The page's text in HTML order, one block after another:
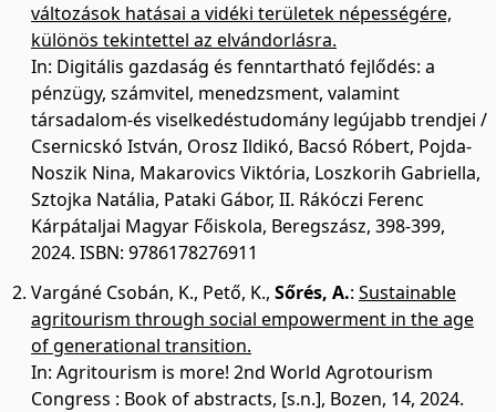
változások hatásai a vidéki területek népességére,
különös tekintettel az elvándorlásra.
In: Digitális gazdaság és fenntartható fejlődés: a
pénzügy, számvitel, menedzsment, valamint
társadalom-és viselkedéstudomány legújabb trendjei /
Csernicskó István, Orosz Ildikó, Bacsó Róbert, Pojda-
Noszik Nina, Makarovics Viktória, Loszkorih Gabriella,
Sztojka Natália, Pataki Gábor, II. Rákóczi Ferenc
Kárpátaljai Magyar Főiskola, Beregszász, 398-399,
2024. ISBN: 9786178276911
Vargáné Csobán, K., Pető, K., Sőrés, A.: Sustainable
agritourism through social empowerment in the age
of generational transition.
In: Agritourism is more! 2nd World Agrotourism
Congress : Book of abstracts, [s.n.], Bozen, 14, 2024.